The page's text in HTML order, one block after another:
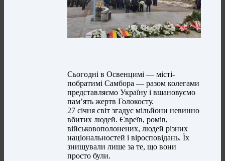
Сьогодні в Освенцимі — місті-
побратимі Самбора — разом колегами
представляємо Україну і вшановуємо
пам’ять жертв Голокосту.
27 січня світ згадує мільйони невинно
вбитих людей. Євреїв, ромів,
військовополонених, людей різних
національностей і віросповідань. Їх
знищували лише за те, що вони
просто були.